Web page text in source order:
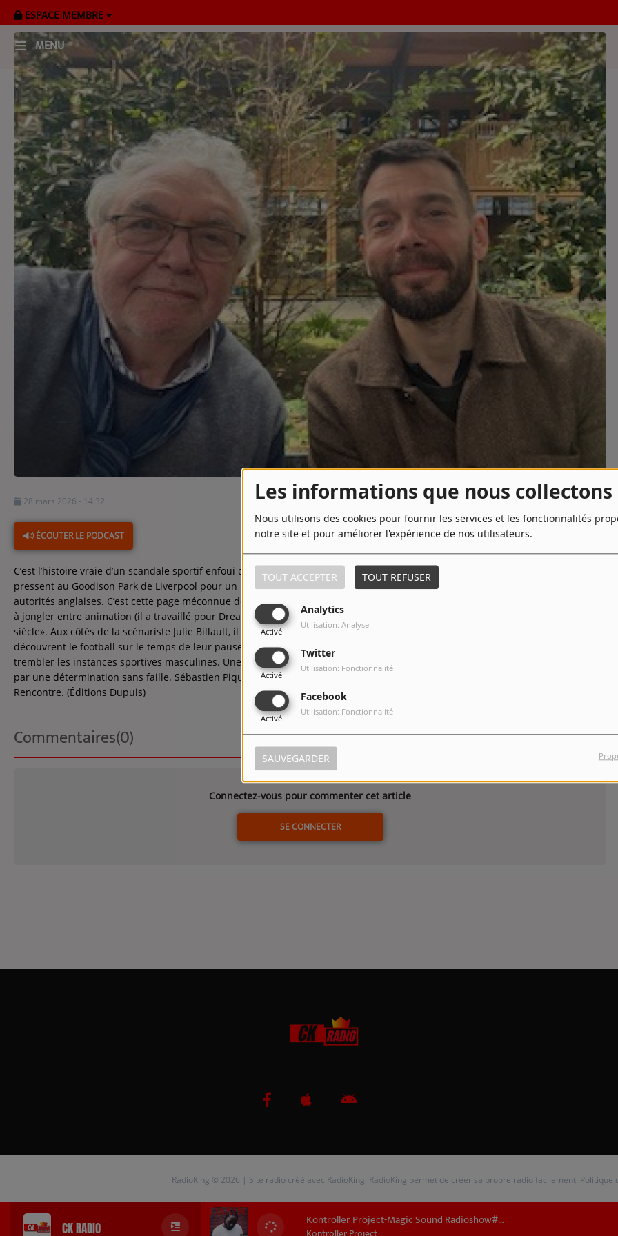
Les informations que nous collectons
Nous utilisons des cookies pour fournir les services et les fonctionnalités
notre site et pour améliorer l'expérience de nos utilisateurs.
TOUT ACCEPTER TOUT REFUSER
Analytics
Activé
Utilisation: Analyse
Twitter
Activé
Utilisation: Fonctionnalité
Facebook
Activé
Utilisation: Fonctionnalité
SAUVEGARDER
ESPACE MEMBRE
MENU
CK RADIO Kontroller Project-Magic Sound Radioshow#286
HOME
RADIOPLAYER
CK RADIO Line-up
PODCASTS
Cultur'Ciné - Jean Meurice
CONCOURS
Recherche d'un titre
28 mars 2026 - 14:32
ÉCOUTER LE PODCAST TÉLÉCHARGER LE PODCAST
C’est l’histoire vraie d’un scandale sportif enfoui dans les archives du football. En mars 1920, plus de 60 000 supporters se
pressent au Goodison Park de Liverpool pour un match de femmes : un record qui restera longtemps inavouable pour les
autorités anglaises. C’est cette page méconnue de l’histoire que Sébastien Piquet, dessinateur diplômé des Gobelins et habitué
à jongler entre animation (il a travaillé pour DreamWorks!) et bande dessinée, choisit de mettre en images dans «Le Match du
siècle». Aux côtés de la scénariste Julie Billault, il nous ramène en 1915, dans l’Angleterre en guerre, où des ouvrières
découvrent le football sur le temps de leur pause. Katie, Linda et Emily y jouent bien jusqu’à devenir professionnelles et à faire
trembler les instances sportives masculines. Une ascension fulgurante, brisée net par une interdiction absurde, mais portée
par une détermination sans faille. Sébastien Piquet signe une BD aussi sportive que féministe, aussi historique qu’universelle.
Rencontre. (Éditions Dupuis)
Commentaires(0)
Connectez-vous pour commenter cet article
SE CONNECTER
RadioKing © 2026 | Site radio créé avec RadioKing. RadioKing permet de créer sa propre radio facilement. Politique